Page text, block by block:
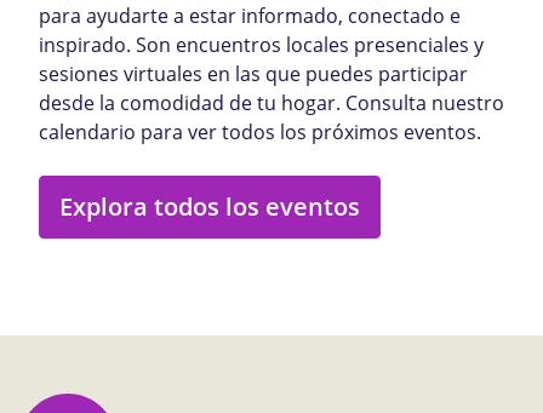
para ayudarte a estar informado, conectado e
inspirado. Son encuentros locales presenciales y
sesiones virtuales en las que puedes participar
desde la comodidad de tu hogar. Consulta nuestro
calendario para ver todos los próximos eventos.
Explora todos los eventos